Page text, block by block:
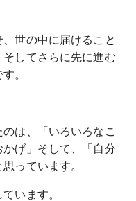
世の中に届けること
してさらに先に進む
。
は、「いろいろなこ
げ」そして、「自分
っています。
います。